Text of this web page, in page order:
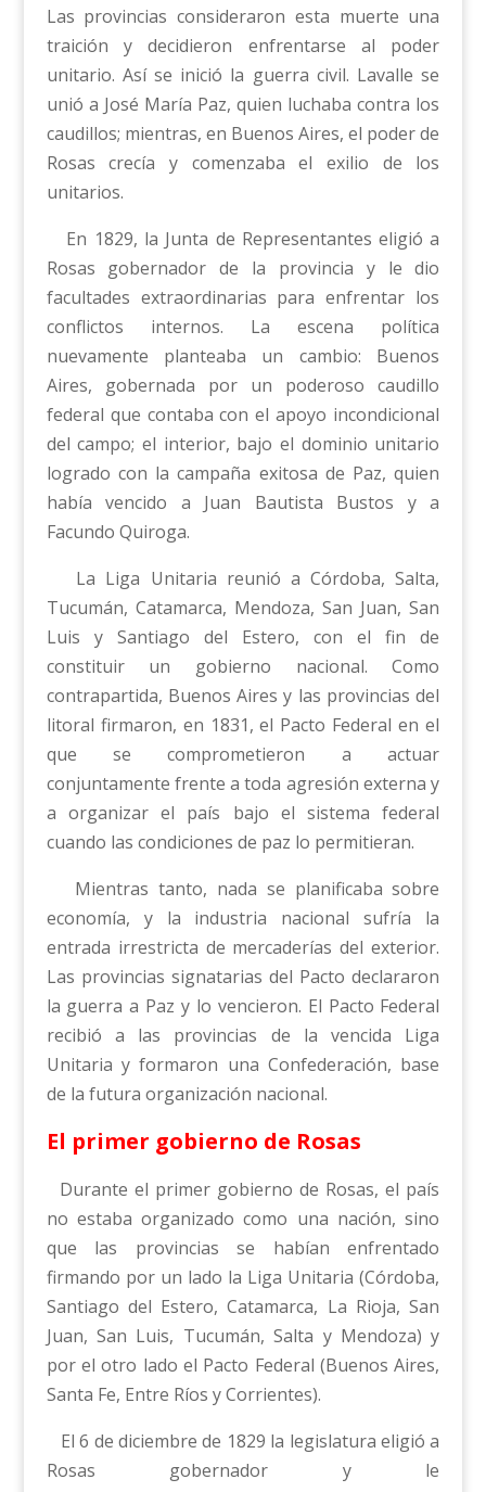
Las provincias consideraron esta muerte una
traición y decidieron enfrentarse al poder
unitario. Así se inició la guerra civil. Lavalle se
unió a José María Paz, quien luchaba contra los
caudillos; mientras, en Buenos Aires, el poder de
Rosas crecía y comenzaba el exilio de los
unitarios.
En 1829, la Junta de Representantes eligió a
Rosas gobernador de la provincia y le dio
facultades extraordinarias para enfrentar los
conflictos internos. La escena política
nuevamente planteaba un cambio: Buenos
Aires, gobernada por un poderoso caudillo
federal que contaba con el apoyo incondicional
del campo; el interior, bajo el dominio unitario
logrado con la campaña exitosa de Paz, quien
había vencido a Juan Bautista Bustos y a
Facundo Quiroga.
La Liga Unitaria reunió a Córdoba, Salta,
Tucumán, Catamarca, Mendoza, San Juan, San
Luis y Santiago del Estero, con el fin de
constituir un gobierno nacional. Como
contrapartida, Buenos Aires y las provincias del
litoral firmaron, en 1831, el Pacto Federal en el
que se comprometieron a actuar
conjuntamente frente a toda agresión externa y
a organizar el país bajo el sistema federal
cuando las condiciones de paz lo permitieran.
Mientras tanto, nada se planificaba sobre
economía, y la industria nacional sufría la
entrada irrestricta de mercaderías del exterior.
Las provincias signatarias del Pacto declararon
la guerra a Paz y lo vencieron. El Pacto Federal
recibió a las provincias de la vencida Liga
Unitaria y formaron una Confederación, base
de la futura organización nacional.
El primer gobierno de Rosas
Durante el primer gobierno de Rosas, el país
no estaba organizado como una nación, sino
que las provincias se habían enfrentado
firmando por un lado la Liga Unitaria (Córdoba,
Santiago del Estero, Catamarca, La Rioja, San
Juan, San Luis, Tucumán, Salta y Mendoza) y
por el otro lado el Pacto Federal (Buenos Aires,
Santa Fe, Entre Ríos y Corrientes).
El 6 de diciembre de 1829 la legislatura eligió a
Rosas gobernador y le